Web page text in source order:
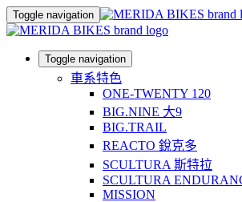
Toggle navigation
Toggle navigation
車系特色
ONE-TWENTY 120
BIG.NINE 大9
BIG.TRAIL
REACTO 銳克多
SCULTURA 斯特拉
SCULTURA
MISSION